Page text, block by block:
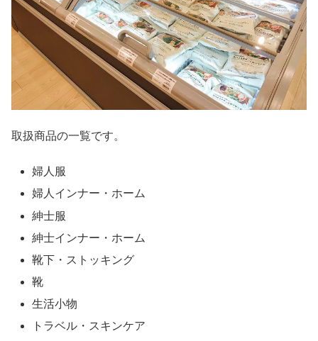
取扱商品の一覧です。
婦人服
婦人インナー・ホーム
紳士服
紳士インナー・ホーム
靴下・ストッキング
靴
生活小物
トラベル・スキンケア